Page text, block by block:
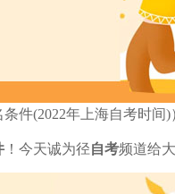
件(2022年上海自考时间)
！今天诚为径自考频道给